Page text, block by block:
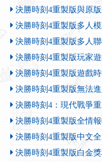
決勝時刻4重製版與原
決勝時刻4重製版多人
決勝時刻4重製版多人
決勝時刻4重製版玩家
決勝時刻4重製版遊戲
決勝時刻4重製版無法
決勝時刻4：現代戰爭
決勝時刻4重製版全情
決勝時刻4重製版中文
決勝時刻4重製版白金